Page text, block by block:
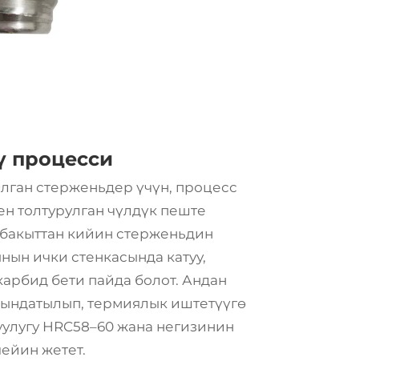
процесси
стерженьдер үчүн, процесс
толтурулган чүлдүк пеште
кийин стерженьдин
ички стенкасында катуу,
бети пайда болот. Андан
термиялык иштетүүгө
HRC58–60 жана негизинин
жетет.